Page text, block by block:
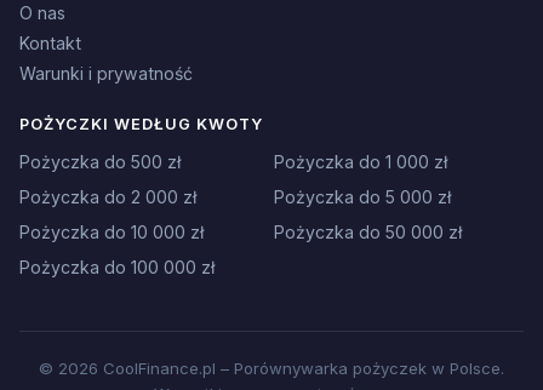
O nas
Kontakt
Warunki i prywatność
POŻYCZKI WEDŁUG KWOTY
Pożyczka do 500 zł
Pożyczka do 1 000 zł
Pożyczka do 2 000 zł
Pożyczka do 5 000 zł
Pożyczka do 10 000 zł
Pożyczka do 50 000 zł
Pożyczka do 100 000 zł
© 2026 CoolFinance.pl – Porównywarka pożyczek w Polsce.